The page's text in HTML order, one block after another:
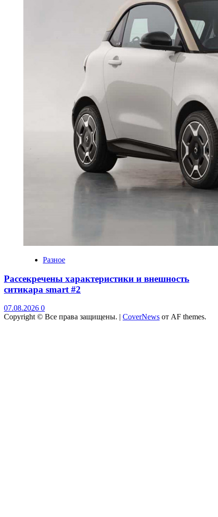
Разное
Рассекречены характеристики и внешность
ситикара smart #2
07.08.2026 0
Copyright © Все права защищены. | CoverNews от AF themes.